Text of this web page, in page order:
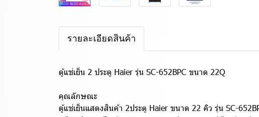
รายละเอียดสินค้า
ตู้แช่เย็น 2 ประตู Haier รุ่น SC-652BPC ขนาด 22Q
คุณลักษณะ
ตู้แช่เย็นแสดงสินค้า 2ประตู Haier ขนาด 22 คิว รุ่น SC-